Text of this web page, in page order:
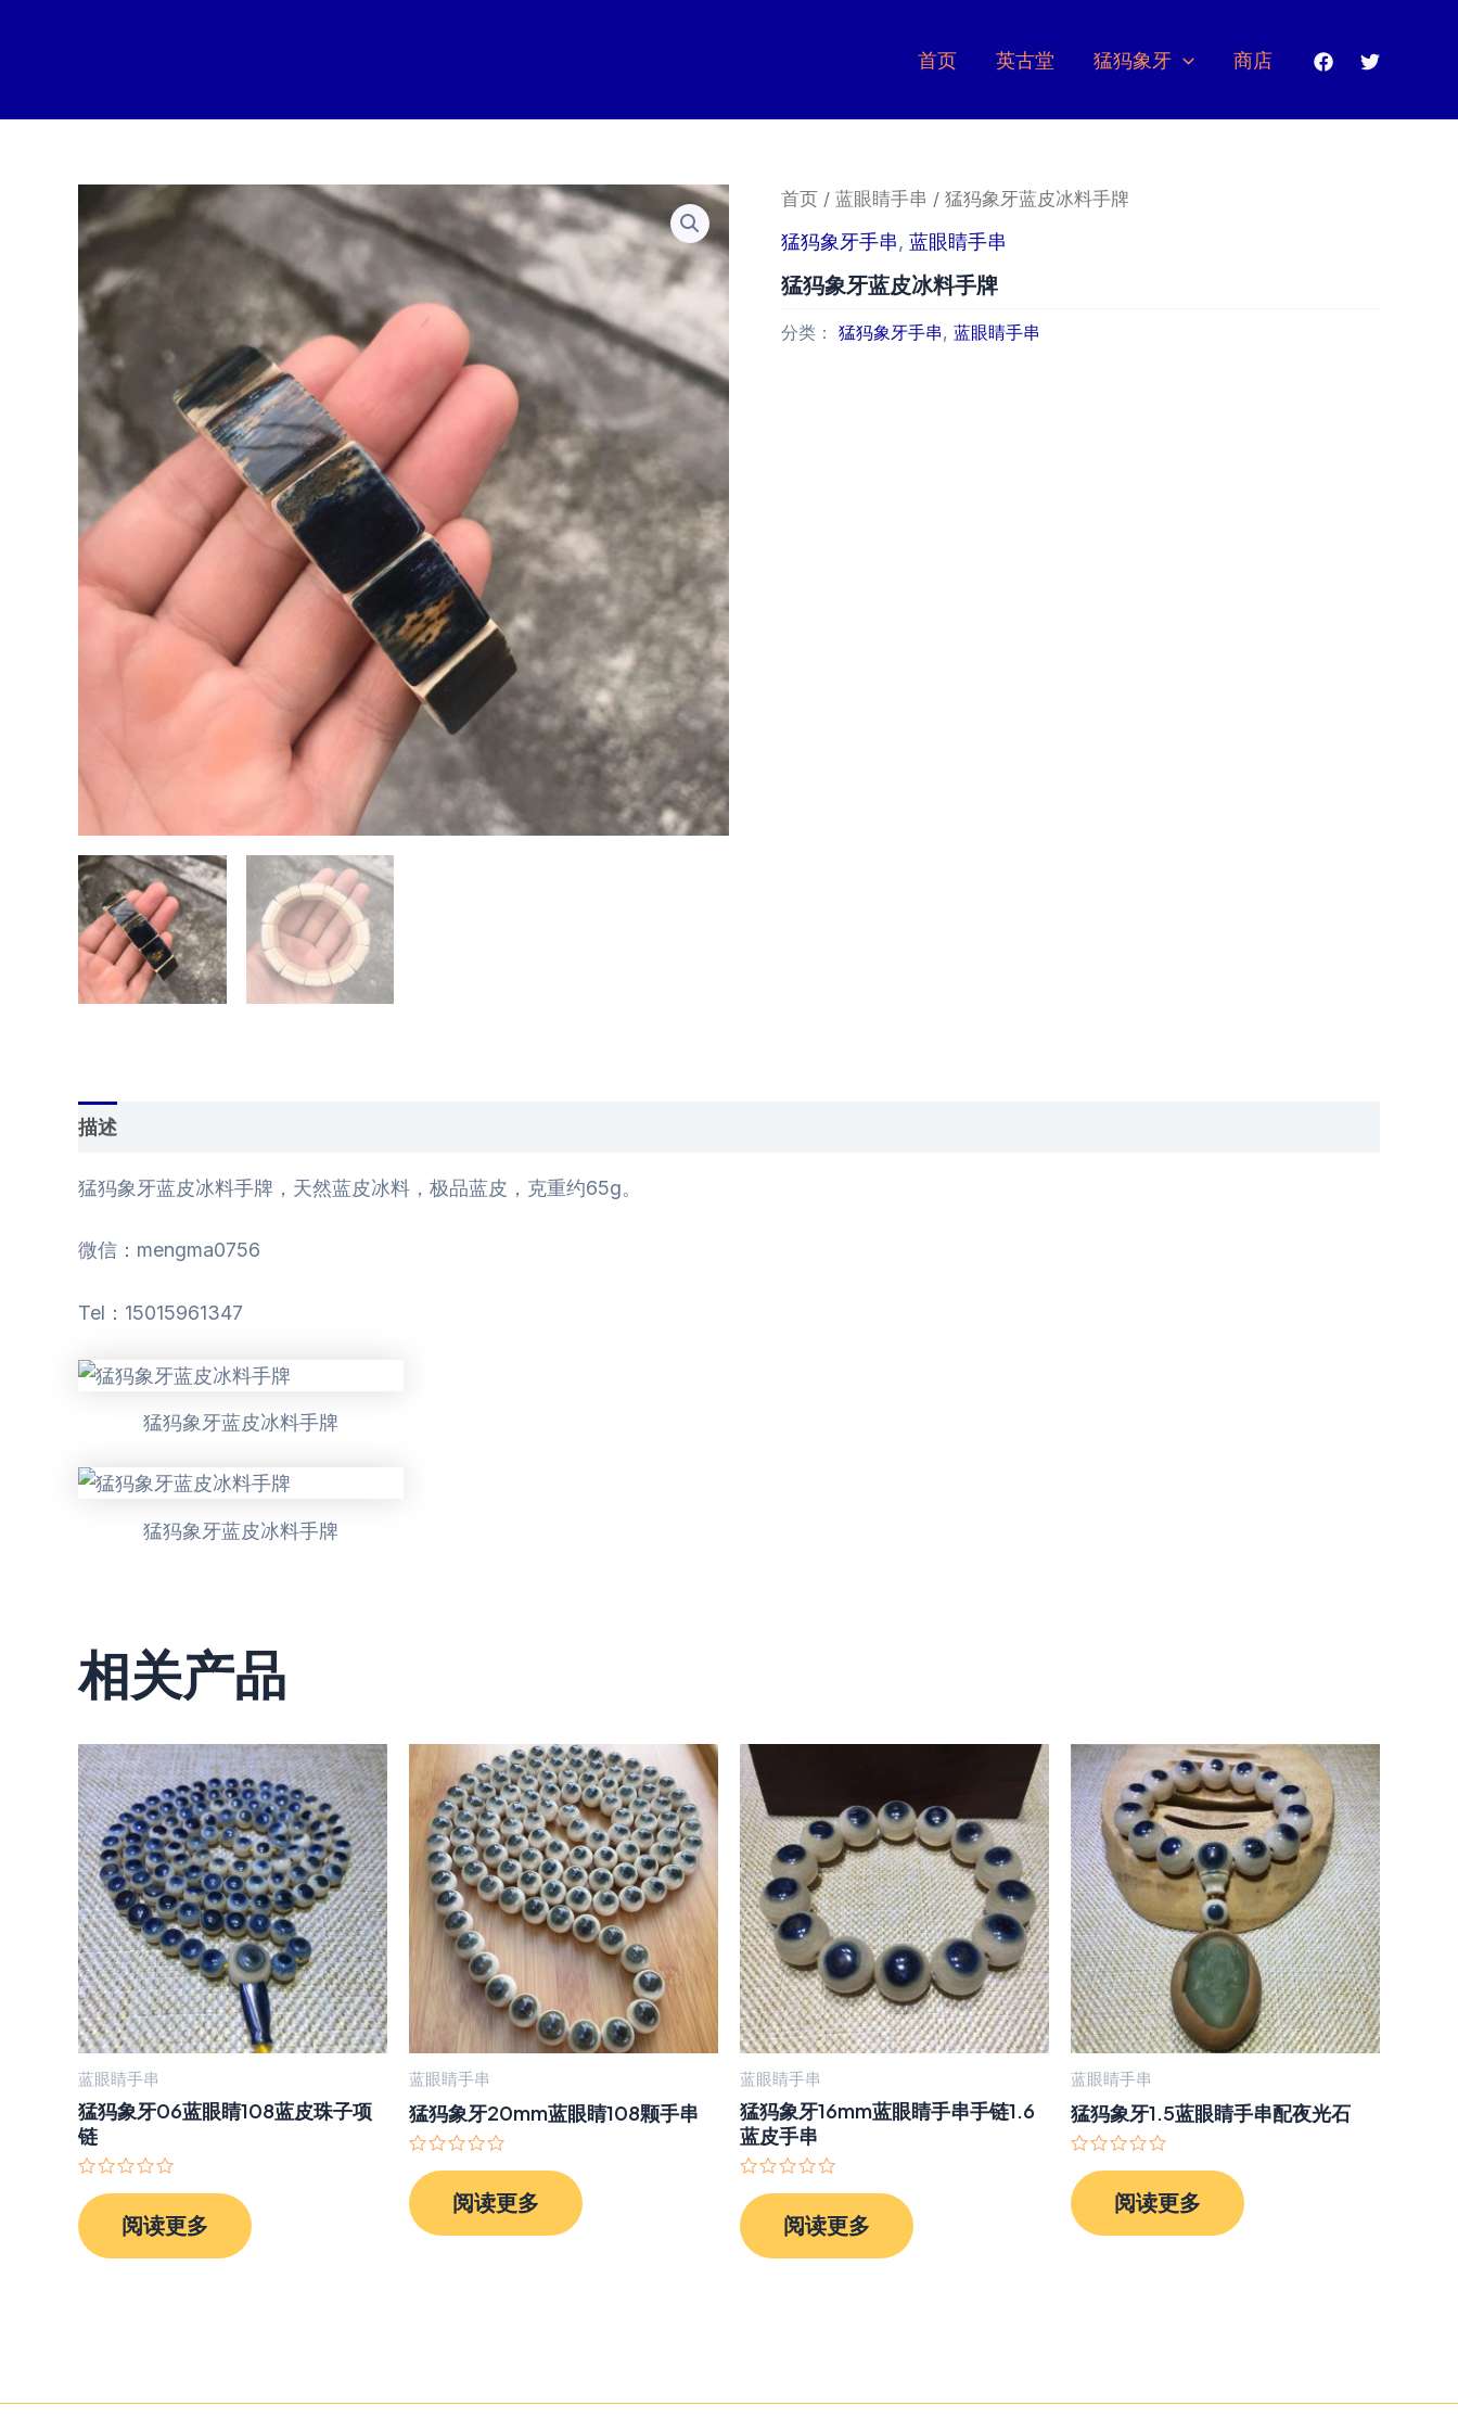
首页 英古堂 猛犸象牙 商店
首页 / 蓝眼睛手串 / 猛犸象牙蓝皮冰料手牌
猛犸象牙手串, 蓝眼睛手串
猛犸象牙蓝皮冰料手牌
分类： 猛犸象牙手串, 蓝眼睛手串
描述
猛犸象牙蓝皮冰料手牌，天然蓝皮冰料，极品蓝皮，克重约65g。
微信：mengma0756
Tel：15015961347
猛犸象牙蓝皮冰料手牌
猛犸象牙蓝皮冰料手牌
相关产品
蓝眼睛手串
猛犸象牙06蓝眼睛108蓝皮珠子项
链
分
0
&sol;
阅读更多
蓝眼睛手串
猛犸象牙20mm蓝眼睛108颗手串
分
0
&sol;
阅读更多
蓝眼睛手串
猛犸象牙16mm蓝眼睛手串手链1.6
蓝皮手串
分
0
&sol;
阅读更多
蓝眼睛手串
猛犸象牙1.5蓝眼睛手串配夜光石
分
0
&sol;
阅读更多